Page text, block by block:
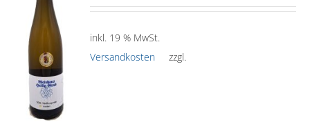
inkl. 19 % MwSt.
zzgl.
Versandkosten